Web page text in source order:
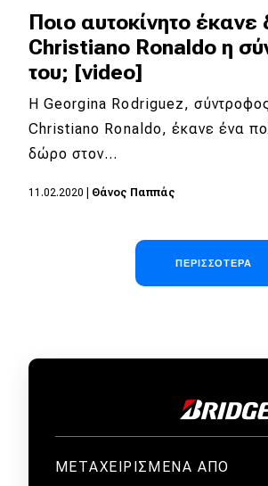
Ποιο αυτοκίνητο
Christiano Ronaldo η
του; [video]
Η Georgina Rodriguez,
Christiano Ronaldo, έκανε ένα
δώρο στον…
11.02.2020 Θάνος Παππάς
ΠΕΡΙΣΣΌΤΕΡΑ
ΜΕΤΑΧΕΙΡΙΣΜΕΝΑ ΑΠΟ